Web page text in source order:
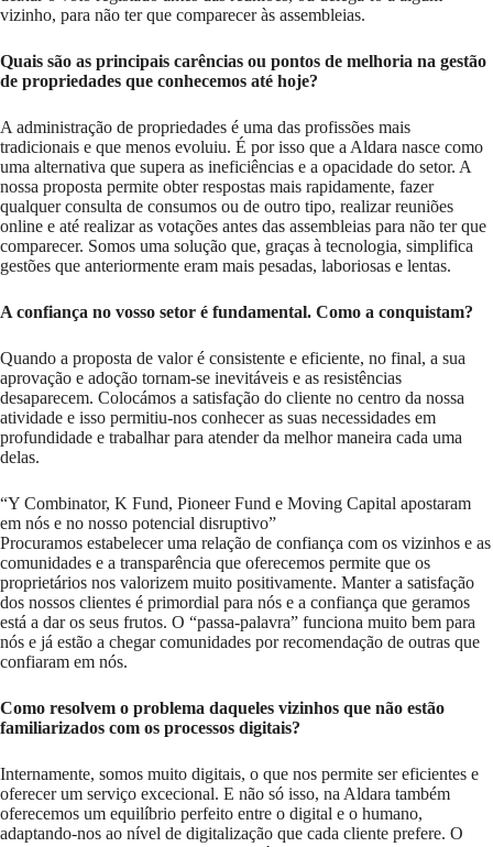
vizinho, para não ter que comparecer às assembleias.
Quais são as principais carências ou pontos de melhoria na gestão
de propriedades que conhecemos até hoje?
A administração de propriedades é uma das profissões mais
tradicionais e que menos evoluiu. É por isso que a Aldara nasce como
uma alternativa que supera as ineficiências e a opacidade do setor. A
nossa proposta permite obter respostas mais rapidamente, fazer
qualquer consulta de consumos ou de outro tipo, realizar reuniões
online e até realizar as votações antes das assembleias para não ter que
comparecer. Somos uma solução que, graças à tecnologia, simplifica
gestões que anteriormente eram mais pesadas, laboriosas e lentas.
A confiança no vosso setor é fundamental. Como a conquistam?
Quando a proposta de valor é consistente e eficiente, no final, a sua
aprovação e adoção tornam-se inevitáveis e as resistências
desaparecem. Colocámos a satisfação do cliente no centro da nossa
atividade e isso permitiu-nos conhecer as suas necessidades em
profundidade e trabalhar para atender da melhor maneira cada uma
delas.
“Y Combinator, K Fund, Pioneer Fund e Moving Capital apostaram
em nós e no nosso potencial disruptivo”
Procuramos estabelecer uma relação de confiança com os vizinhos e as
comunidades e a transparência que oferecemos permite que os
proprietários nos valorizem muito positivamente. Manter a satisfação
dos nossos clientes é primordial para nós e a confiança que geramos
está a dar os seus frutos. O “passa-palavra” funciona muito bem para
nós e já estão a chegar comunidades por recomendação de outras que
confiaram em nós.
Como resolvem o problema daqueles vizinhos que não estão
familiarizados com os processos digitais?
Internamente, somos muito digitais, o que nos permite ser eficientes e
oferecer um serviço excecional. E não só isso, na Aldara também
oferecemos um equilíbrio perfeito entre o digital e o humano,
adaptando-nos ao nível de digitalização que cada cliente prefere. O